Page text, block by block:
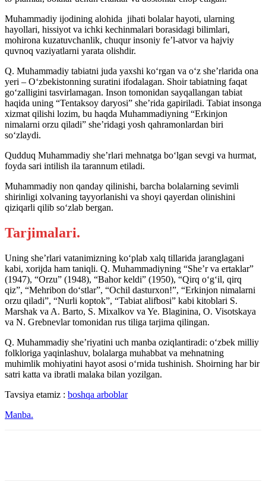
Muhammadiy ijodining alohida jihati bolalar hayoti, ularning
hayollari, hissiyot va ichki kechinmalari borasidagi bilimlari,
mohirona kuzatuvchanlik, chuqur insoniy fe’l-atvor va hajviy
quvnoq vaziyatlarni yarata olishdir.
Q. Muhammadiy tabiatni juda yaxshi ko‘rgan va o‘z she’rlarida ona
yeri – O‘zbekistonning suratini ifodalagan. Shoir tabiatning faqat
go‘zalligini tasvirlamagan. Inson tomonidan sayqallangan tabiat
haqida uning “Tentaksoy daryosi” she’rida gapiriladi. Tabiat insonga
xizmat qilishi lozim, bu haqda Muhammadiyning “Erkinjon
nimalarni orzu qiladi” she’ridagi yosh qahramonlardan biri
so‘zlaydi.
Qudduq Muhammadiy she’rlari mehnatga bo‘lgan sevgi va hurmat,
foyda sari intilish ila tarannum etiladi.
Muhammadiy non qanday qilinishi, barcha bolalarning sevimli
shirinligi xolvaning tayyorlanishi va shoyi qayerdan olinishini
qiziqarli qilib so‘zlab bergan.
Tarjimalari.
Uning she’rlari vatanimizning ko‘plab xalq tillarida jaranglagani
kabi, xorijda ham taniqli. Q. Muhammadiyning “She’r va ertaklar”
(1947), “Orzu” (1948), “Bahor keldi” (1950), “Qirq o‘g‘il, qirq
qiz”, “Mehribon do‘stlar”, “Ochil dasturxon!”, “Erkinjon nimalarni
orzu qiladi”, “Nurli koptok”, “Tabiat alifbosi” kabi kitoblari S.
Marshak va A. Barto, S. Mixalkov va Ye. Blaginina, O. Visotskaya
va N. Grebnevlar tomonidan rus tiliga tarjima qilingan.
Q. Muhammadiy she’riyatini uch manba oziqlantiradi: o‘zbek milliy
folkloriga yaqinlashuv, bolalarga muhabbat va mehnatning
muhimlik mohiyatini hayot asosi o‘rnida tushinish. Shoirning har bir
satri katta va ibratli malaka bilan yozilgan.
Tavsiya etamiz : boshqa arboblar
Manba.